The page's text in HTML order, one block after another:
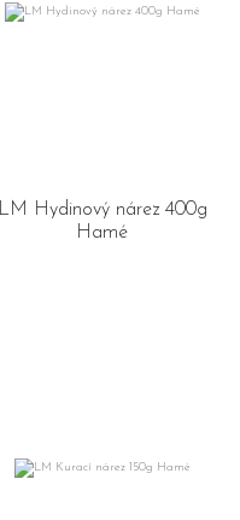
LM Hydinový nárez 400g
Hamé